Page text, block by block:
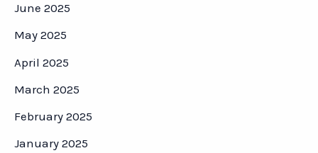
June 2025
May 2025
April 2025
March 2025
February 2025
January 2025